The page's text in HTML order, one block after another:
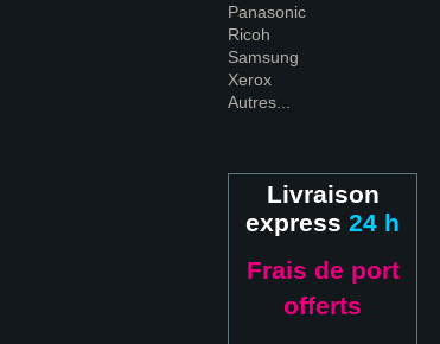
Panasonic
Ricoh
Samsung
Xerox
Autres...
Livraison
express 24 h
Frais de port
offerts